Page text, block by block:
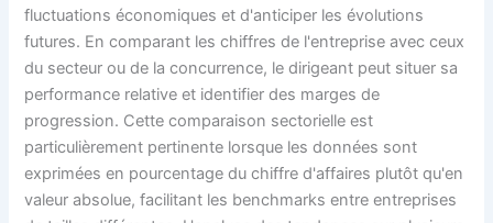
fluctuations économiques et d'anticiper les évolutions
futures. En comparant les chiffres de l'entreprise avec ceux
du secteur ou de la concurrence, le dirigeant peut situer sa
performance relative et identifier des marges de
progression. Cette comparaison sectorielle est
particulièrement pertinente lorsque les données sont
exprimées en pourcentage du chiffre d'affaires plutôt qu'en
valeur absolue, facilitant les benchmarks entre entreprises